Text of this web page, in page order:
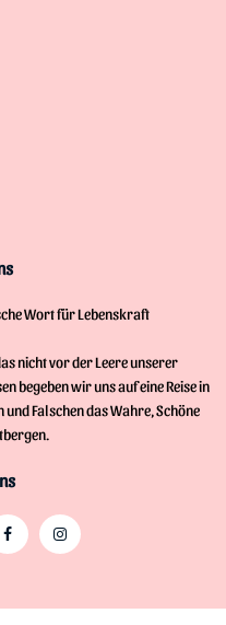
Wort für Lebenskraft
nicht vor der Leere unserer
begeben wir uns auf eine Reise in
Falschen das Wahre, Schöne